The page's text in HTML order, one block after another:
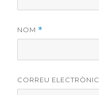
NOM *
CORREU ELECTRÒNIC